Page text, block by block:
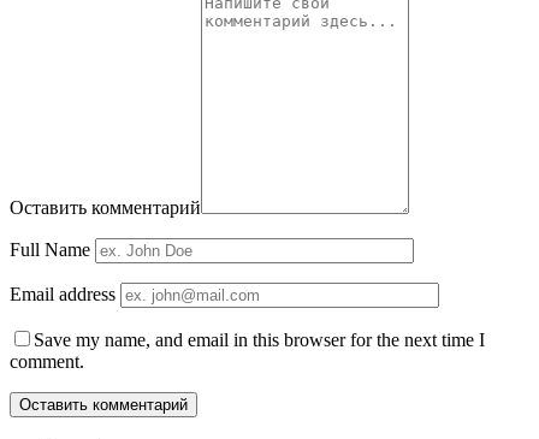
Оставить комментарий
Full Name
Email address
Save my name, and email in this browser for the next time I
comment.